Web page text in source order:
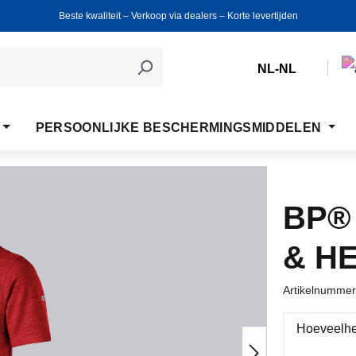
Beste kwaliteit ‒ Verkoop via dealers ‒ Korte levertijden
NL-NL
PERSOONLIJKE BESCHERMINGSMIDDELEN
BP®
&
Artikelnummer